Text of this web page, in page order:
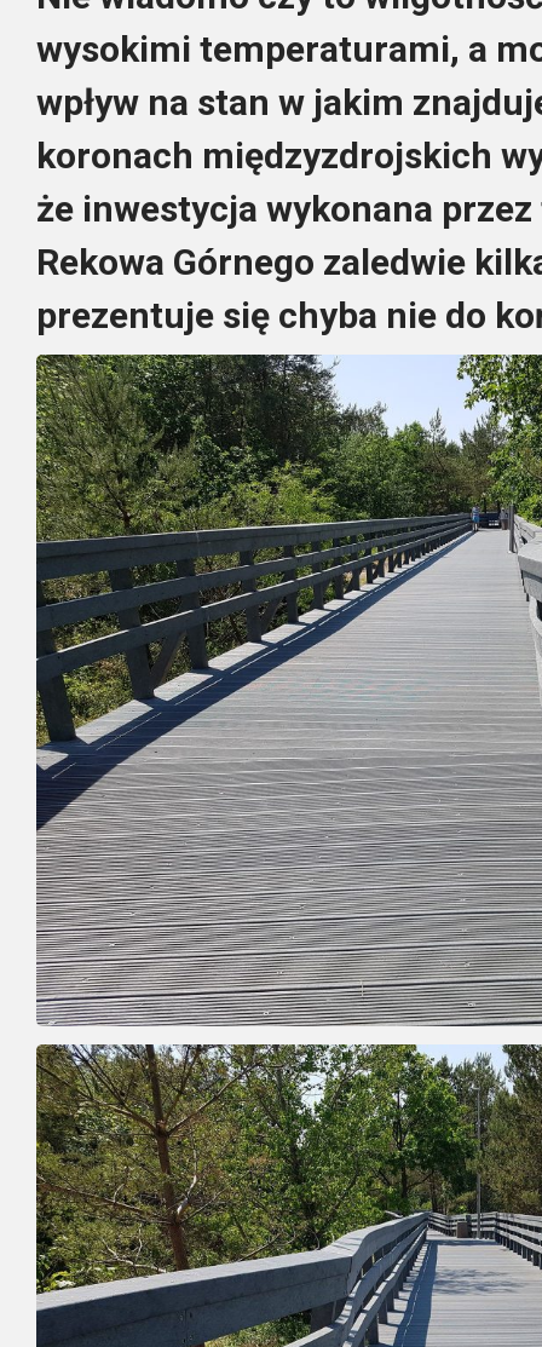
wysokimi temperaturami, a
wpływ na stan w jakim
koronach międzyzdrojskich
że inwestycja wykonana
Rekowa Górnego zaledwie
prezentuje się chyba nie do